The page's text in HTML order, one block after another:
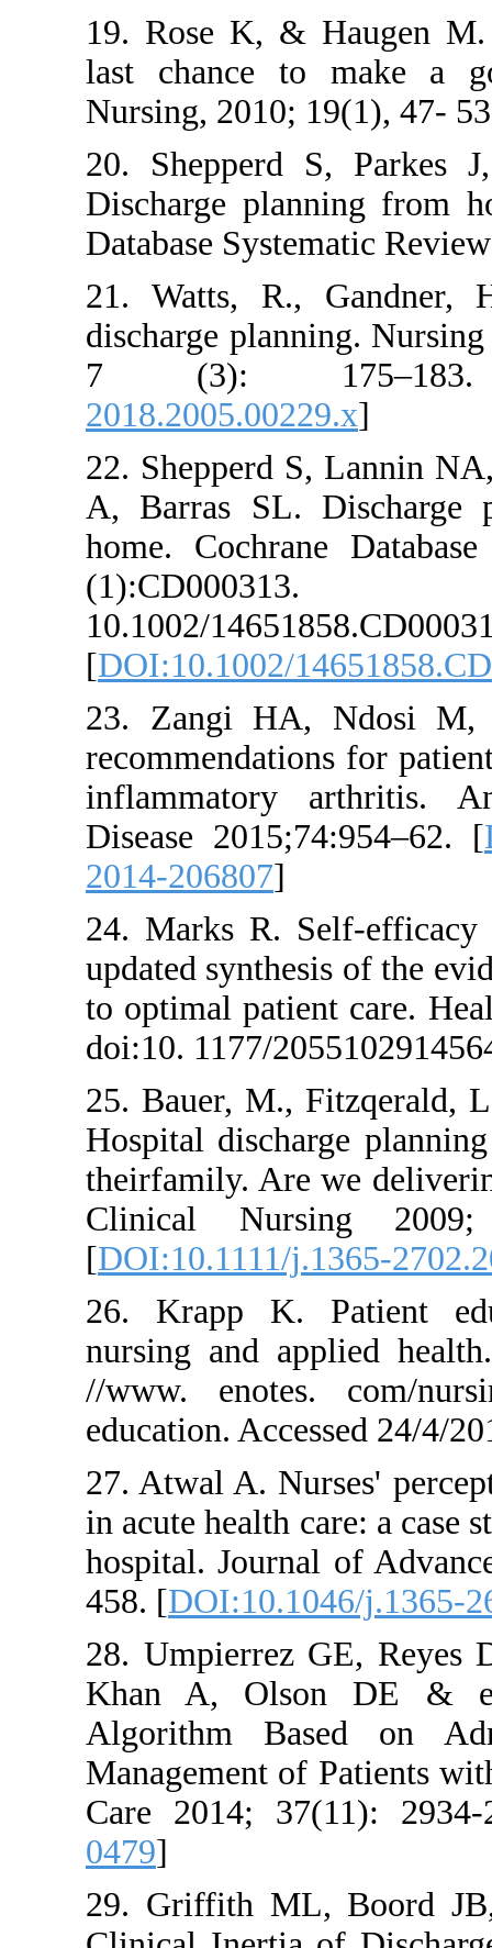
19. Rose K, &
last chance to
Nursing, 2010;
20. Shepperd S,
Discharge
Database
21. Watts, R.,
discharge
7 (3):
2018.2005.00229.x
22. Shepperd S,
A, Barras SL.
home. Cochrane
10.1002/
[DOI:10.1002/
23. Zangi HA,
recommendations
inflammatory
Disease
2014-206807
24. Marks R.
updated synthesis
to optimal patient
doi:10. 1177/
25. Bauer, M.,
Hospital
theirfamily. Are we
Clinical
[DOI:10.1111/
26. Krapp K.
nursing and
//www. enotes.
education.
27. Atwal A.
in acute health
hospital. Journal
458. [DOI:10.1046/
28. Umpierrez
Khan A, Olson
Algorithm
Management of
Care 2014;
29. Griffith ML,